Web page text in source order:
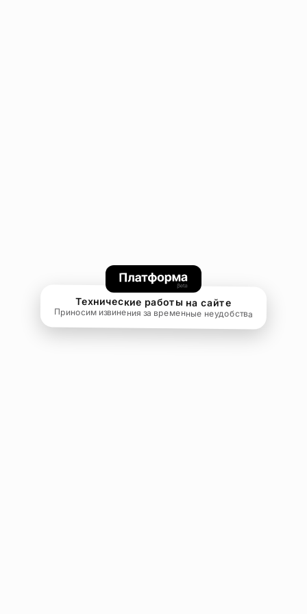
Технические работы на сайте
Приносим извинения за временные неудобства